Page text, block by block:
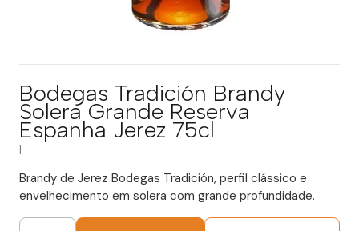
Bodegas Tradición Brandy
Solera Grande Reserva
Espanha Jerez 75cl
Brandy de Jerez Bodegas Tradición, perfil clássico e
envelhecimento em solera com grande profundidade.